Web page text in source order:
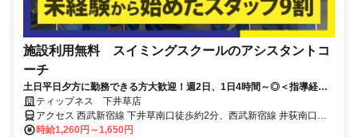
施設利用無料 スイミングスクールのアシスタントコ
ーチ
土日平日夕方に勤務できる方大歓迎！週2日、1日4時間～◎＜指導経験
はなくてok＞髪色髪型自由！ピアスネイルOK
ティップネス 下井草店
アクセス 西武新宿線 下井草南口徒歩約2分、西武新宿線 井荻南口徒
歩約12分、西武新宿線 鷺ノ宮北口徒歩約19分
時給1,260円～1,650円